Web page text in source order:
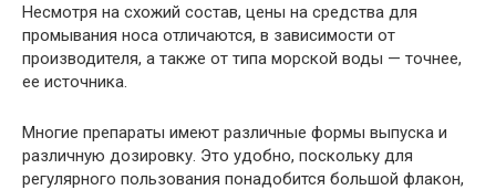
Несмотря на схожий состав, цены на средства для
промывания носа отличаются, в зависимости от
производителя, а также от типа морской воды — точнее,
ее источника.
Многие препараты имеют различные формы выпуска и
различную дозировку. Это удобно, поскольку для
регулярного пользования понадобится большой флакон,